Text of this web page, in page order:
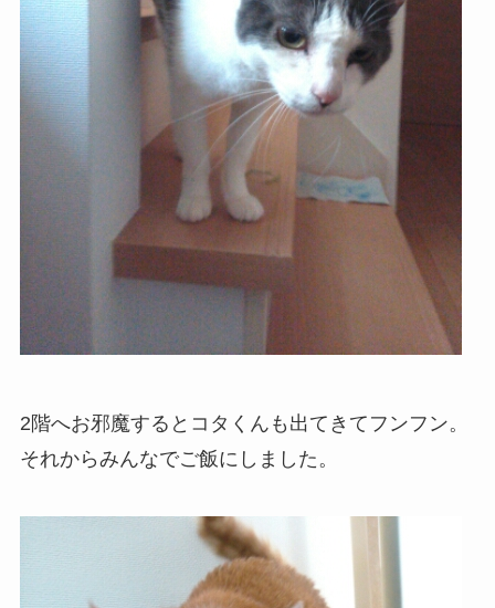
2階へお邪魔するとコタくんも出てきてフンフン。
それからみんなでご飯にしました。